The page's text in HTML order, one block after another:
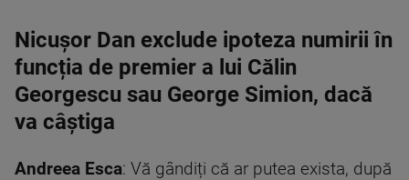
Nicușor Dan exclude ipoteza numirii în
funcția de premier a lui Călin
Georgescu sau George Simion, dacă
va câștiga
Andreea Esca: Vă gândiți că ar putea exista, după